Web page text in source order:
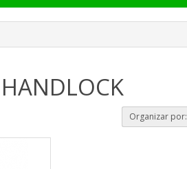
Organizar por: